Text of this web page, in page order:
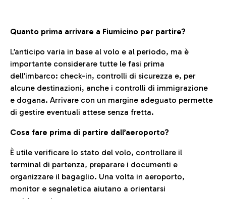
Quanto prima arrivare a Fiumicino per partire?
L’anticipo varia in base al volo e al periodo, ma è
importante considerare tutte le fasi prima
dell’imbarco: check-in, controlli di sicurezza e, per
alcune destinazioni, anche i controlli di immigrazione
e dogana. Arrivare con un margine adeguato permette
di gestire eventuali attese senza fretta.
Cosa fare prima di partire dall’aeroporto?
È utile verificare lo stato del volo, controllare il
terminal di partenza, preparare i documenti e
organizzare il bagaglio. Una volta in aeroporto,
monitor e segnaletica aiutano a orientarsi